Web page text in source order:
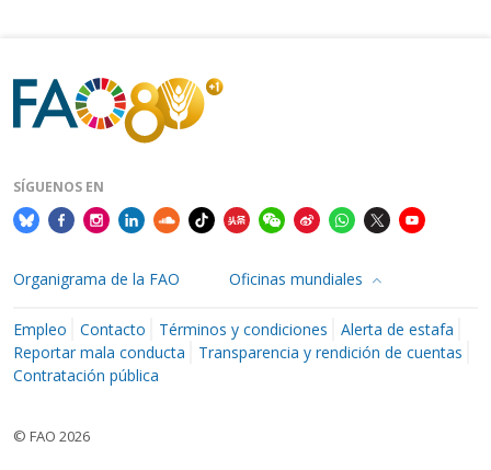
SÍGUENOS EN
Organigrama de la FAO Oficinas mundiales
Empleo Contacto Términos y condiciones
Alerta de estafa
Reportar mala conducta
Transparencia y rendición de cuentas
Contratación pública
© FAO 2026